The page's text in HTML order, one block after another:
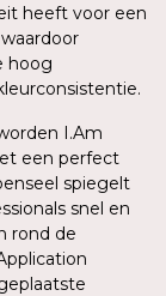
heeft voor een
hoog
I.Am
een perfect
spiegelt
snel en
rond de